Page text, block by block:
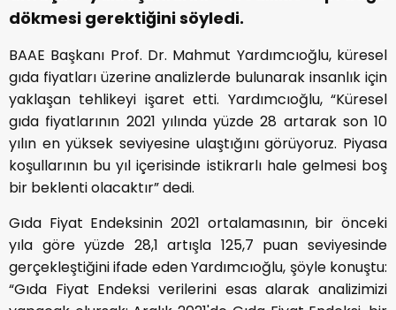
dökmesi gerektiğini söyledi.
BAAE Başkanı Prof. Dr. Mahmut Yardımcıoğlu, küresel
gıda fiyatları üzerine analizlerde bulunarak insanlık için
yaklaşan tehlikeyi işaret etti. Yardımcıoğlu, “Küresel
gıda fiyatlarının 2021 yılında yüzde 28 artarak son 10
yılın en yüksek seviyesine ulaştığını görüyoruz. Piyasa
koşullarının bu yıl içerisinde istikrarlı hale gelmesi boş
bir beklenti olacaktır” dedi.
Gıda Fiyat Endeksinin 2021 ortalamasının, bir önceki
yıla göre yüzde 28,1 artışla 125,7 puan seviyesinde
gerçekleştiğini ifade eden Yardımcıoğlu, şöyle konuştu:
“Gıda Fiyat Endeksi verilerini esas alarak analizimizi